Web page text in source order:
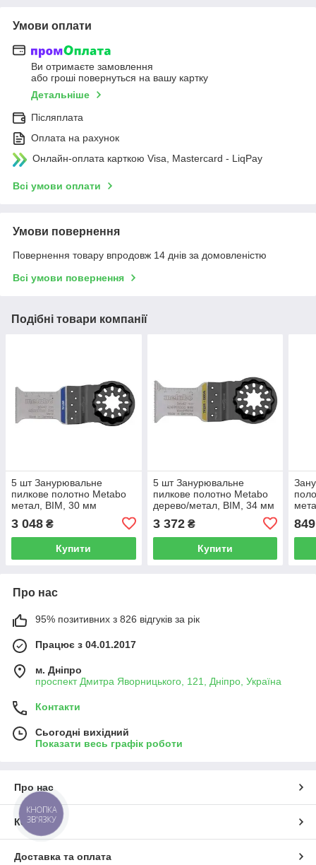
Умови оплати
Ви отримаєте замовлення
або гроші повернуться на вашу картку
Детальніше
Післяплата
Оплата на рахунок
Онлайн-оплата карткою Visa, Mastercard - LiqPay
Всі умови оплати
Умови повернення
Повернення товару впродовж 14 днів за домовленістю
Всі умови повернення
Подібні товари компанії
5 шт Занурювальне
пилкове полотно Metabo
метал, BIM, 30 мм
3 048 ₴
Купити
5 шт Занурювальне
пилкове полотно Metabo
дерево/метал, BIM, 34 мм
3 372₴
Купити
849
Про нас
95% позитивних з 826 відгуків за рік
Працює з 04.01.2017
м. Дніпро
проспект Дмитра Яворницького, 121, Дніпро, Україна
Контакти
Сьогодні вихідний
Показати весь графік роботи
Про нас
Контакти
Доставка та оплата
КНОПКА
ЗВ'ЯЗКУ